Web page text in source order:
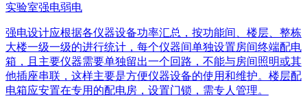
实验室强电弱电
强电设计应根据各仪器设备功率汇总，按功能间、楼层、整栋
大楼一级一级的进行统计，每个仪器间单独设置房间终端配电
箱，且主要仪器需要单独留出一个回路，不能与房间照明或其
他插座串联，这样主要是方便仪器设备的使用和维护。楼层配
电箱应安置在专用的配电房，设置门锁，需专人管理。